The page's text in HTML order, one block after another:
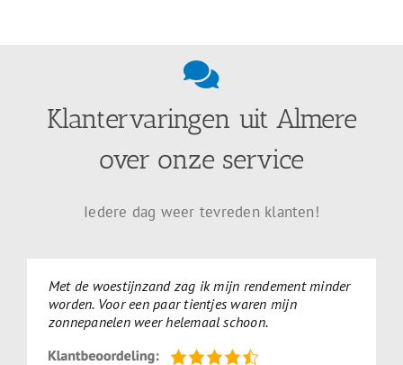
Klantervaringen uit Almere
over onze service
Iedere dag weer tevreden klanten!
Met de woestijnzand zag ik mijn rendement minder
worden. Voor een paar tientjes waren mijn
zonnepanelen weer helemaal schoon.